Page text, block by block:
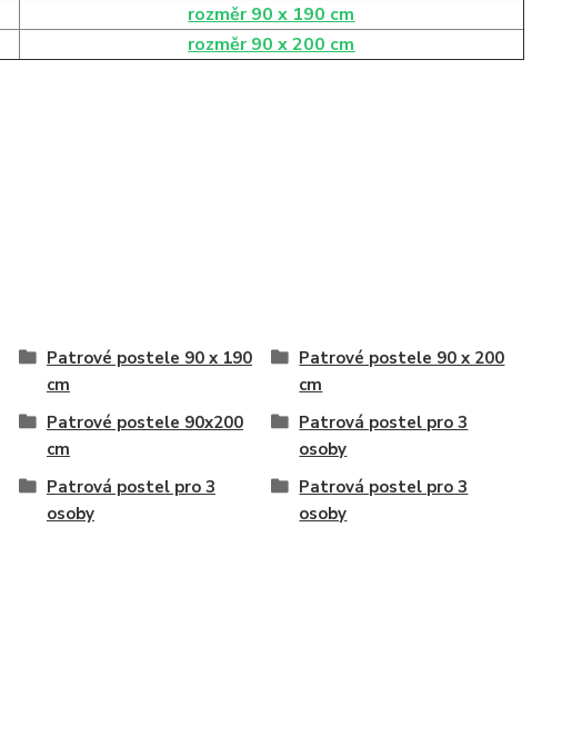
rozměr 90 x 190 cm
rozměr 90 x 200 cm
Patrové postele 90 x 190
cm
Patrové postele 90 x 200
cm
Patrové postele 90x200
cm
Patrová postel pro 3
osoby
Patrová postel pro 3
osoby
Patrová postel pro 3
osoby